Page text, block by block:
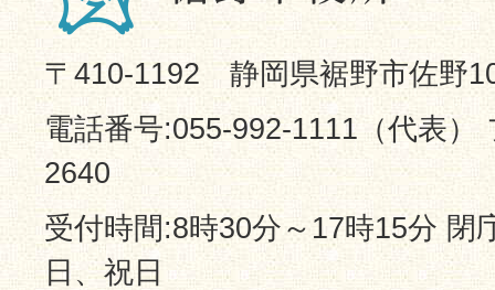
〒410-1192 静岡県裾野市佐野
電話番号:055-992-1111（代表）
2640
受付時間:8時30分～17時15分 閉
日、祝日